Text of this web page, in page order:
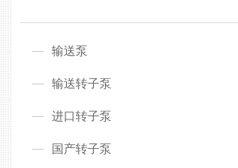
输送泵
输送转子泵
进口转子泵
国产转子泵